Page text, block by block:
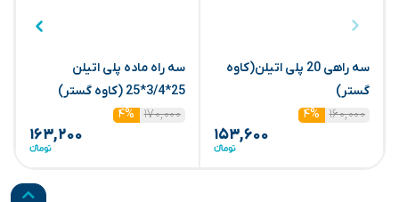
سه راهی 20 پلی اتیلن(کاوه
گستر)
۱۶۰,۰۰۰
۴%
۱۵۳,۶۰۰
سه راه ماده پلی اتیلن
25*3/4*25 (کاوه گستر)
۱۷۰,۰۰۰
۴%
۱۶۳,۲۰۰